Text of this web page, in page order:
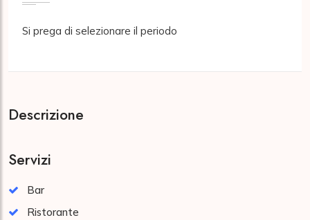
Si prega di selezionare il periodo
Descrizione
Servizi
Bar
Ristorante